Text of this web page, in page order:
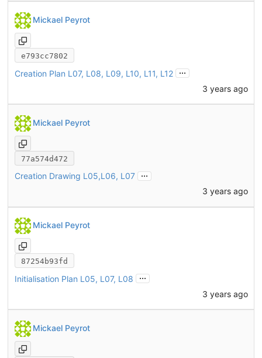
Mickael Peyrot
e793cc7802
Creation Plan L07, L08, L09, L10, L11, L12 ...
3 years ago
Mickael Peyrot
77a574d472
Creation Drawing L05,L06, L07 ...
3 years ago
Mickael Peyrot
87254b93fd
Initialisation Plan L05, L07, L08
...
3 years ago
Mickael Peyrot